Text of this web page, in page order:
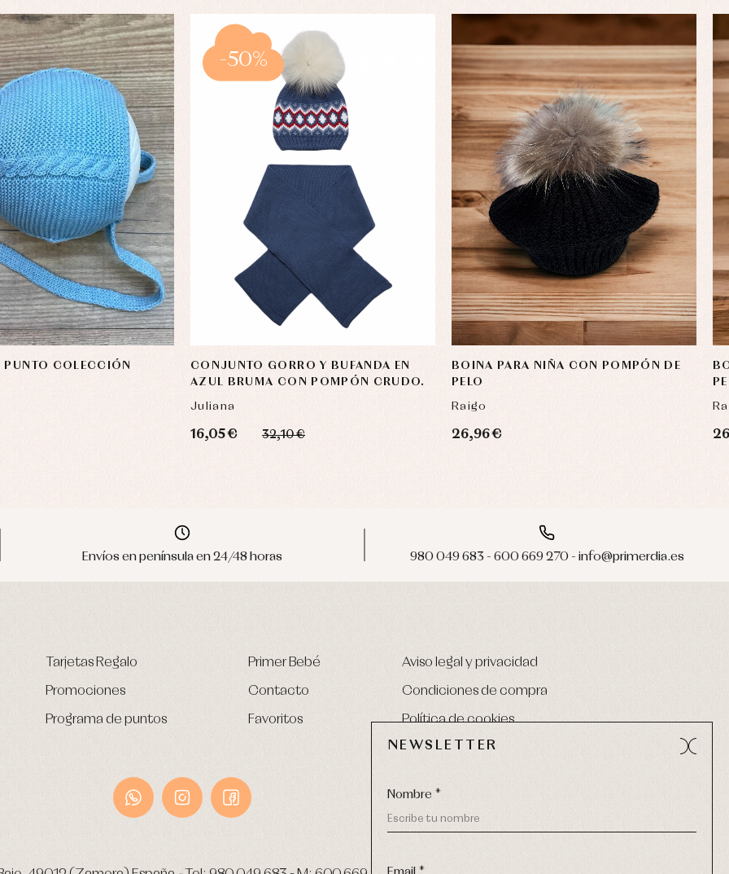
PUNTO COLECCIÓN
CONJUNTO GORRO Y BUFANDA EN
AZUL BRUMA CON POMPÓN CRUDO.
Juliana
16,05 € 32,10 €
-50%
BOINA PARA NIÑA CON POMPÓN DE
PELO
Raigo
26,96 €
Envíos en península en 24/48 horas 980 049 683 - 600 669 270 - info@primerdia.es
Tarjetas Regalo
Promociones
Programa de puntos
Primer Bebé
Contacto
Favoritos
Aviso legal y privacidad
Condiciones de compra
Política de cookies
NEWSLETTER
Nombre *